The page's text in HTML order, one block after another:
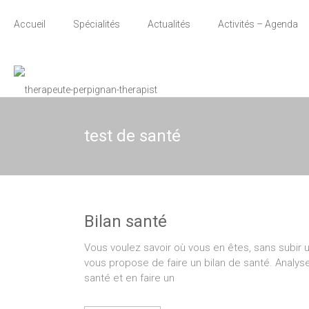
Thérapeute
Naturopathe
holistique,
Brabant et
Bruxelles,
Thérapeute
Accueil Spécialités Actualités Activités – Agenda
test de santé
Bilan santé
Vous voulez savoir où vous en êtes, sans
vous propose de faire un bilan de santé.
santé et en faire un